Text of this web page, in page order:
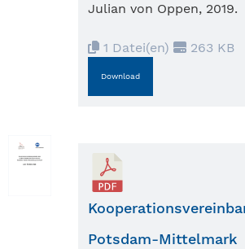
Julian von Oppen, 2019.
1 Datei(en) 263 KB
Download
Potsdam-Mittelmark